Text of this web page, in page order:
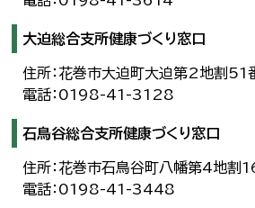
大迫総合支所健康づくり窓口
住所：花巻市大迫町大迫第2地割51
電話：0198-41-3128
石鳥谷総合支所健康づくり窓口
住所：花巻市石鳥谷町八幡第4地割
電話：0198-41-3448